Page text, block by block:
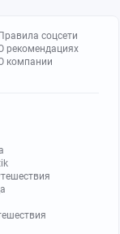
Правила соцсети
рекомендациях
компании